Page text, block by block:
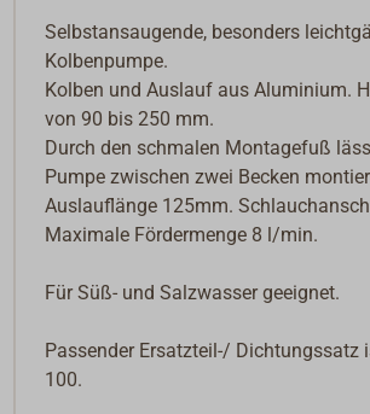
Selbstansaugende, besonders
Kolbenpumpe.
Kolben und Auslauf aus Aluminium.
von 90 bis 250 mm.
Durch den schmalen Montagefuß
Pumpe zwischen zwei Becken
Auslauflänge 125mm.
Maximale Fördermenge 8 l/min.
Für Süß- und Salzwasser geeignet.
Passender Ersatzteil-/ Dichtungssatz
100.